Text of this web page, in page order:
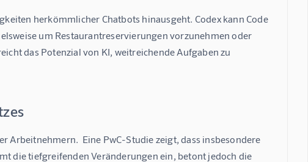
herkömmlicher Chatbots hinausgeht. Codex kann Code
um Restaurantreservierungen vorzunehmen oder
das Potenzial von KI, weitreichende Aufgaben zu
Arbeitnehmern.  Eine PwC-Studie zeigt, dass insbesondere
die tiefgreifenden Veränderungen ein, betont jedoch die